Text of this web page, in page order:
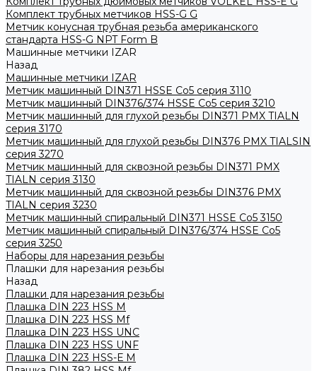
Комплект трубных метчиков HSS-G G
Метчик конусная трубная резьба американского
стандарта HSS-G NPT Form B
Машинные метчики IZAR
Назад
Машинные метчики IZAR
Метчик машинный DIN371 HSSE Co5 серия 3110
Метчик машинный DIN376/374 HSSE Co5 серия 3210
Метчик машинный для глухой резьбы DIN371 PMX TIALN
серия 3170
Метчик машинный для глухой резьбы DIN376 PMX TIALSIN
серия 3270
Метчик машинный для сквозной резьбы DIN371 PMX
TIALN серия 3130
Метчик машинный для сквозной резьбы DIN376 PMX
TIALN серия 3230
Метчик машинный спиральный DIN371 HSSE Co5 3150
Метчик машинный спиральный DIN376/374 HSSE Co5
серия 3250
Наборы для нарезания резьбы
Плашки для нарезания резьбы
Назад
Плашки для нарезания резьбы
Плашка DIN 223 HSS M
Плашка DIN 223 HSS Mf
Плашка DIN 223 HSS UNC
Плашка DIN 223 HSS UNF
Плашка DIN 223 HSS-Е M